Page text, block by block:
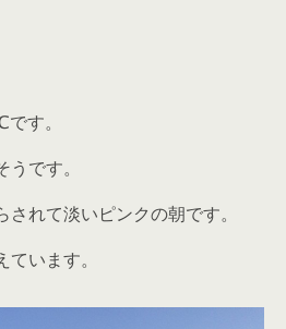
す。
です。
れて淡いピンクの朝です。
います。